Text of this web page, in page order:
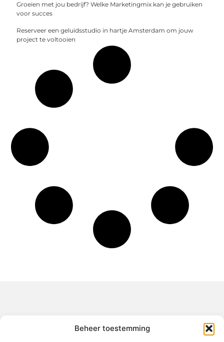
Beheer toestemming
Groeien met jou bedrijf? Welke Marketingmix kan je gebruiken
voor succes
Reserveer een geluidsstudio in hartje Amsterdam om jouw
project te voltooien
Jouw gids voor inspiratie en tips uit het dagelijks leven.
Ontdek een brede verzameling blogs en artikelen die je helpen